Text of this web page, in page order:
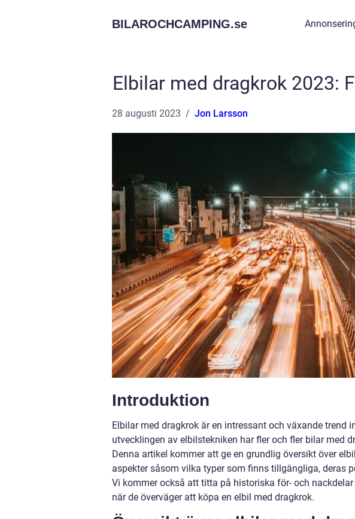
BILAROCHCAMPING.se
Elbilar med dragkrok 2023:
28 augusti 2023 Jon Larsson
Introduktion
Elbilar med dragkrok är en intressant och växande trend
utvecklingen av elbilstekniken har fler och fler bilar med
Denna artikel kommer att ge en grundlig översikt över
aspekter såsom vilka typer som finns tillgängliga, deras
Vi kommer också att titta på historiska för- och
när de överväger att köpa en elbil med dragkrok.